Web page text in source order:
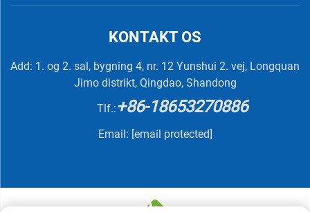
KONTAKT OS
Add: 1. og 2. sal, bygning 4, nr. 12 Yunshui 2. vej, Longquan
Jimo distrikt, Qingdao, Shandong
Tlf.:+86-18653270886
Email: [email protected]